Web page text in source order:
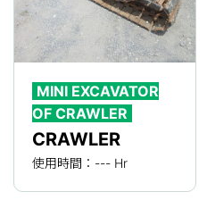
MINI EXCAVATOR
OF CRAWLER
CRAWLER
使用時間：--- Hr